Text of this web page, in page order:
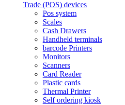
Trade (POS) devices
Pos system
Scales
Cash Drawers
Handheld terminals
barcode Printers
Monitors
Scanners
Card Reader
Plastic cards
Thermal Printer
Self ordering kiosk